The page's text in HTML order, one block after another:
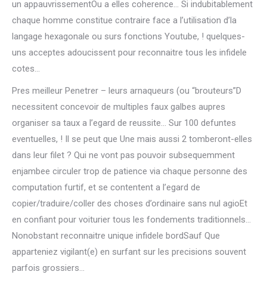
un appauvrissementOu a elles coherence… Si indubitablement
chaque homme constitue contraire face a l’utilisation d’la
langage hexagonale ou surs fonctions Youtube, ! quelques-
uns acceptes adoucissent pour reconnaitre tous les infidele
cotes…
Pres meilleur Penetrer – leurs arnaqueurs (ou “brouteurs”D
necessitent concevoir de multiples faux galbes aupres
organiser sa taux a l’egard de reussite… Sur 100 defuntes
eventuelles, ! Il se peut que Une mais aussi 2 tomberont-elles
dans leur filet ? Qui ne vont pas pouvoir subsequemment
enjambee circuler trop de patience via chaque personne des
computation furtif, et se contentent a l’egard de
copier/traduire/coller des choses d’ordinaire sans nul agioEt
en confiant pour voiturier tous les fondements traditionnels…
Nonobstant reconnaitre unique infidele bordSauf Que
apparteniez vigilant(e) en surfant sur les precisions souvent
parfois grossiers…